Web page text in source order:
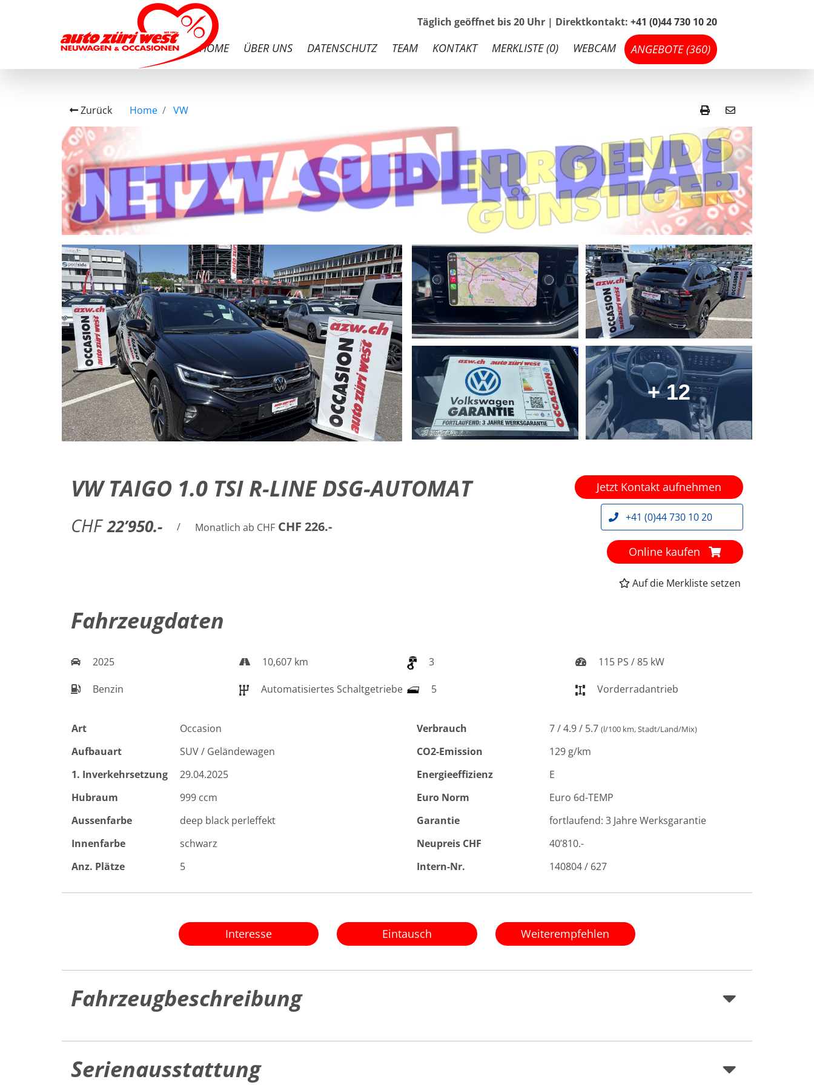
Täglich geöffnet bis 20 Uhr | Direktkontakt: +41 (0)44 730 10 20
HOME ÜBER UNS DATENSCHUTZ TEAM KONTAKT MERKLISTE (0) WEBCAM ANGEBOTE (360)
Zurück Home VW
+ 12
VW TAIGO 1.0 TSI R-LINE DSG-AUTOMAT
CHF 22’950.- / Monatlich ab CHF CHF 226.-
Jetzt Kontakt aufnehmen
+41 (0)44 730 10 20
Online kaufen
Auf die Merkliste setzen
Fahrzeugdaten
2025 10,607 km 3 115 PS / 85 kW
Benzin Automatisiertes Schaltgetriebe 5 Vorderradantrieb
Art
Occasion
Aufbauart
SUV / Geländewagen
1. Inverkehrsetzung
29.04.2025
Hubraum
999 ccm
Aussenfarbe
deep black perleffekt
Innenfarbe
schwarz
Anz. Plätze
5
Verbrauch 7 / 4.9 / 5.7 (l/100 km, Stadt/Land/Mix)
CO2-Emission
129 g/km
Energieeffizienz
E
Euro Norm
Euro 6d-TEMP
Garantie
fortlaufend: 3 Jahre Werksgarantie
Neupreis CHF
40’810.-
Intern-Nr.
140804 / 627
Interesse Eintausch Weiterempfehlen
Fahrzeugbeschreibung
Serienausstattung